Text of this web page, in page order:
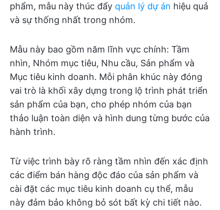
phẩm, mẫu này thúc đẩy quản lý dự án hiệu quả
và sự thống nhất trong nhóm.
Mẫu này bao gồm năm lĩnh vực chính: Tầm
nhìn, Nhóm mục tiêu, Nhu cầu, Sản phẩm và
Mục tiêu kinh doanh. Mỗi phân khúc này đóng
vai trò là khối xây dựng trong lộ trình phát triển
sản phẩm của bạn, cho phép nhóm của bạn
thảo luận toàn diện và hình dung từng bước của
hành trình.
Từ việc trình bày rõ ràng tầm nhìn đến xác định
các điểm bán hàng độc đáo của sản phẩm và
cài đặt các mục tiêu kinh doanh cụ thể, mẫu
này đảm bảo không bỏ sót bất kỳ chi tiết nào.